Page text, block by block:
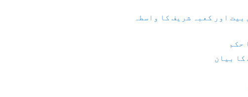
اور کعبہ شریف کا واسطہ
حکم
کا بیان